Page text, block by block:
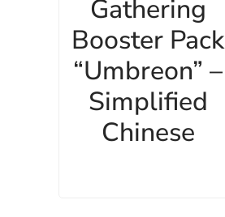
Gathering
Booster Pack
“Umbreon” –
Simplified
Chinese